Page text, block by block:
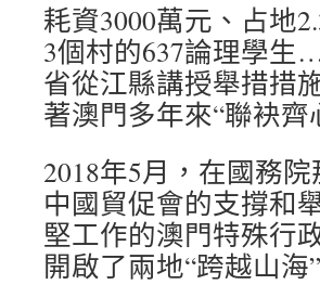
耗資3000萬元、占地
3個村的637論理學
省從江縣講授舉措措
著澳門多年來“聯袂
2018年5月，在國務
中國貿促會的支撐和
堅工作的澳門特殊行
開啟了兩地“跨越山